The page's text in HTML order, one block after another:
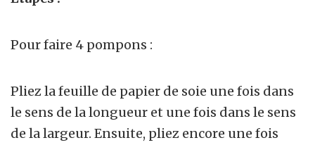
Pour faire 4 pompons :
Pliez la feuille de papier de soie une fois dans
le sens de la longueur et une fois dans le sens
de la largeur. Ensuite, pliez encore une fois